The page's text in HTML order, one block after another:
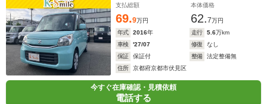
支払総額
69.9万円
本体価格
62.7万円
年式
2016年 走行 5.6万km
車検
'27/07 修復
なし
保証
保証付 整備
法定整備無
住所
京都府京都市伏見区
今すぐ在庫確認・見積依頼
電話する